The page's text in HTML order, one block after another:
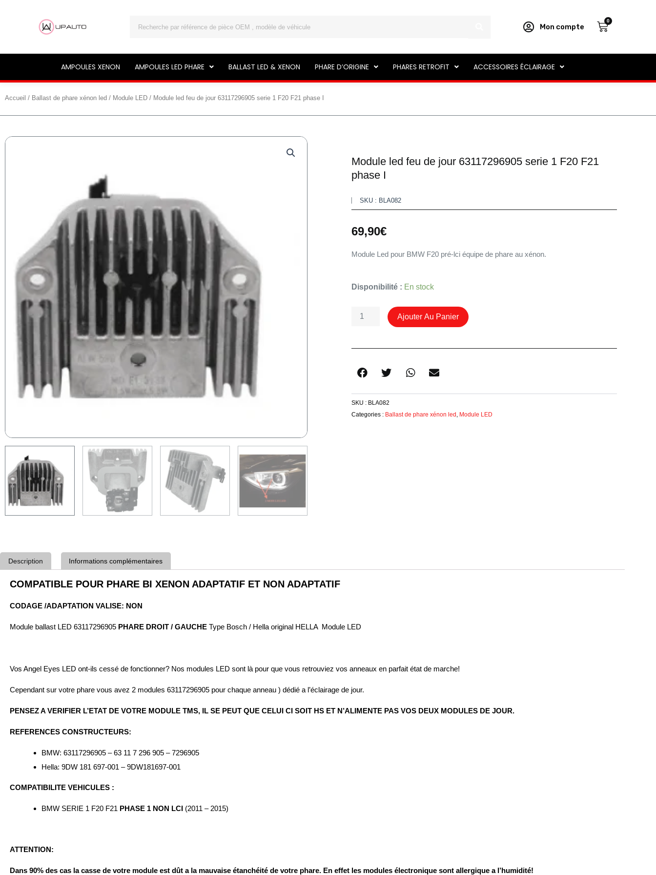
Mon compte
0
Panier
AMPOULES XENON AMPOULES LED PHARE BALLAST LED & XENON PHARE D’ORIGINE PHARES RETROFIT ACCESSOIRES ÉCLAIRAGE
Accueil / Ballast de phare xénon led / Module LED / Module led feu de jour 63117296905 serie 1 F20 F21 phase I
Module led feu de jour 63117296905 serie 1 F20 F21
phase I
SKU : BLA082
69,90€
Module Led pour BMW F20 pré-lci équipe de phare au xénon.
Disponibilité : En stock
Quantité
Led
63117296905
Serie
1
F20
F21
Ajouter Au Panier
SKU : BLA082
Categories : Ballast de phare xénon led Module LED
Description Informations complémentaires
COMPATIBLE POUR PHARE BI XENON ADAPTATIF ET NON ADAPTATIF
CODAGE /ADAPTATION VALISE: NON
Module ballast LED 63117296905 PHARE DROIT / GAUCHE Type Bosch / Hella original HELLA Module LED
Vos Angel Eyes LED ont-ils cessé de fonctionner? Nos modules LED sont là pour que vous retrouviez vos anneaux en parfait état de marche!
Cependant sur votre phare vous avez 2 modules 63117296905 pour chaque anneau ) dédié a l’éclairage de jour.
PENSEZ A VERIFIER L’ETAT DE VOTRE MODULE TMS, IL SE PEUT QUE CELUI CI SOIT HS ET N’ALIMENTE PAS VOS DEUX MODULES DE JOUR.
REFERENCES CONSTRUCTEURS:
BMW: 63117296905 – 63 11 7 296 905 – 7296905
Hella: 9DW 181 697-001 – 9DW181697-001
COMPATIBILITE VEHICULES :
BMW SERIE 1 F20 F21 PHASE 1 NON LCI (2011 – 2015)
ATTENTION:
Dans 90% des cas la casse de votre module est dût a la mauvaise étanchéité de votre phare. En effet les modules électronique sont allergique a l’humidité!